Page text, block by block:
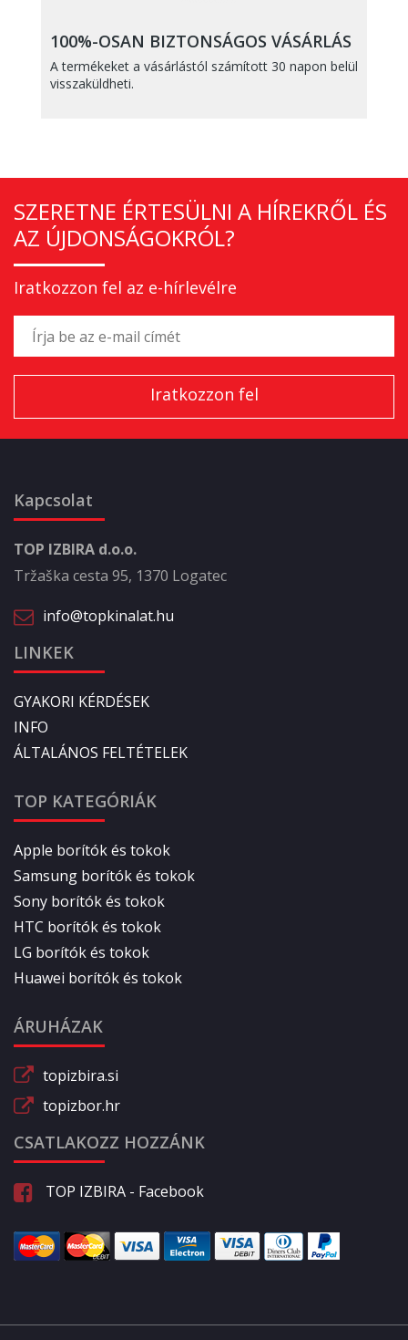
100%-OSAN BIZTONSÁGOS VÁSÁRLÁS
A termékeket a vásárlástól számított 30 napon belül
visszaküldheti.
SZERETNE ÉRTESÜLNI A HÍREKRŐL ÉS
AZ ÚJDONSÁGOKRÓL?
Iratkozzon fel az e-hírlevélre
Kapcsolat
TOP IZBIRA d.o.o.
Tržaška cesta 95, 1370 Logatec
info@topkinalat.hu
LINKEK
GYAKORI KÉRDÉSEK
INFO
ÁLTALÁNOS FELTÉTELEK
TOP KATEGÓRIÁK
Apple borítók és tokok
Samsung borítók és tokok
Sony borítók és tokok
HTC borítók és tokok
LG borítók és tokok
Huawei borítók és tokok
ÁRUHÁZAK
topizbira.si
topizbor.hr
CSATLAKOZZ HOZZÁNK
TOP IZBIRA - Facebook